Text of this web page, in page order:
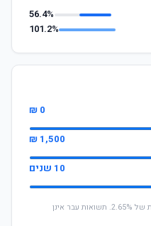
56.4%
101.2%
0 ₪
1,500 ₪
10 שנים
* החישוב מבוסס על תשואה שנתית ממוצעת של 2.65%. תשואות עבר אינן